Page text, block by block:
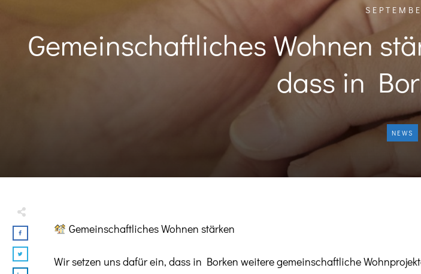
Gemeinschaftliches Wohnen
dass in
NEWS
Gemeinschaftliches Wohnen stärken
Wir setzen uns dafür ein, dass in Borken weitere gemeinschaftliche